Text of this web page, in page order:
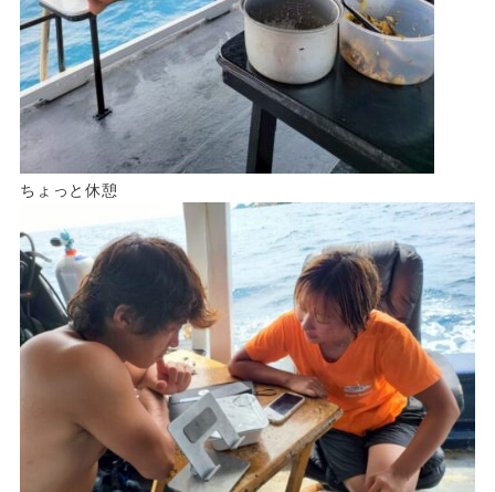
ちょっと休憩